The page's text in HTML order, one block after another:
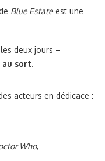
Blue Estateest une
deux jours –
au sort.
acteurs en dédicace :
Who,